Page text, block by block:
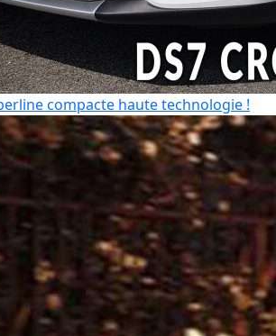
compacte haute technologie !